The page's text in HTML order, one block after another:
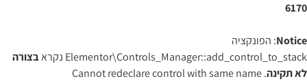
6170
Notice: הפונקציה
Elementor\Controls_Manager::add_control_to_stack נקרא
בצורה
לא תקינה . Cannot redeclare control with same name